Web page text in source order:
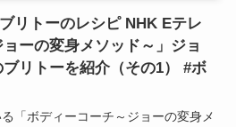
リトーのレシピ NHK Eテレ
ョーの変身メソッド～」ジョ
リトーを紹介（その1） #ボ
「ボディーコーチ～ジョーの変身メ